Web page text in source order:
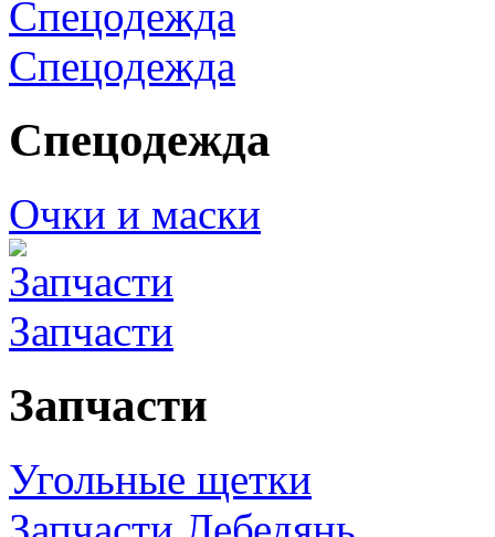
Спецодежда
Спецодежда
Очки и маски
Запчасти
Запчасти
Угольные щетки